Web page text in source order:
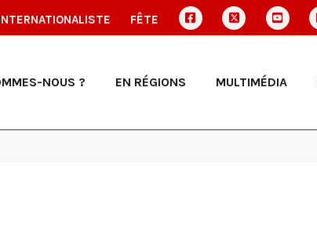
FÊTE
NOUS ? EN RÉGIONS MULTIMÉDIA